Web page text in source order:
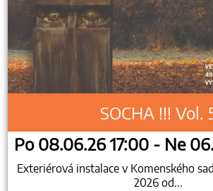
SOCHA !!! Vol.
Po 08.06.26 17:00 - Ne
Exteriérová instalace v Komenského
2026 od...